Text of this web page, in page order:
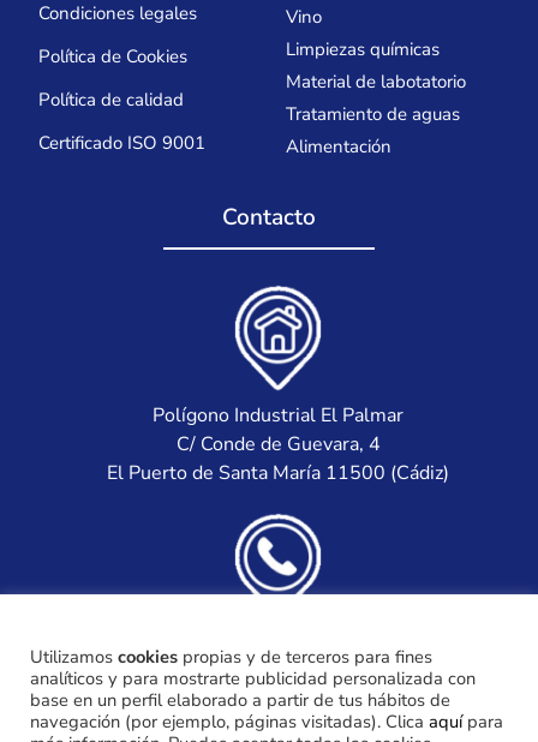
Condiciones legales
Política de Cookies
Política de calidad
Certificado ISO 9001
Vino
Limpiezas químicas
Material de labotatorio
Tratamiento de aguas
Alimentación
Contacto
Polígono Industrial El Palmar
C/ Conde de Guevara, 4
El Puerto de Santa María 11500 (Cádiz)
(+34) 685 395 292
Utilizamos cookies propias y de terceros para fines
analíticos y para mostrarte publicidad personalizada con
base en un perfil elaborado a partir de tus hábitos de
navegación (por ejemplo, páginas visitadas). Clica aquípara